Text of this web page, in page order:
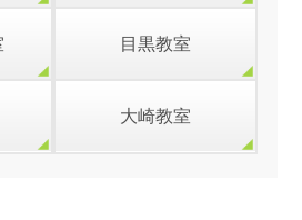
目黒教室
大崎教室